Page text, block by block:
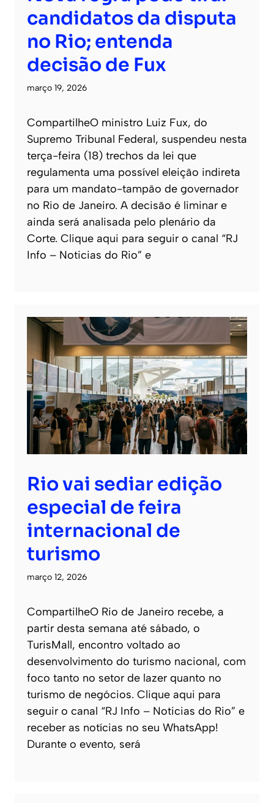
candidatos da disputa
no Rio; entenda
decisão de Fux
março 19, 2026
CompartilheO ministro Luiz Fux, do
Supremo Tribunal Federal, suspendeu nesta
terça-feira (18) trechos da lei que
regulamenta uma possível eleição indireta
para um mandato-tampão de governador
no Rio de Janeiro. A decisão é liminar e
ainda será analisada pelo plenário da
Corte. Clique aqui para seguir o canal “RJ
Info – Noticias do Rio” e
Rio vai sediar edição
especial de feira
internacional de
turismo
março 12, 2026
CompartilheO Rio de Janeiro recebe, a
partir desta semana até sábado, o
TurisMall, encontro voltado ao
desenvolvimento do turismo nacional, com
foco tanto no setor de lazer quanto no
turismo de negócios. Clique aqui para
seguir o canal “RJ Info – Noticias do Rio” e
receber as notícias no seu WhatsApp!
Durante o evento, será